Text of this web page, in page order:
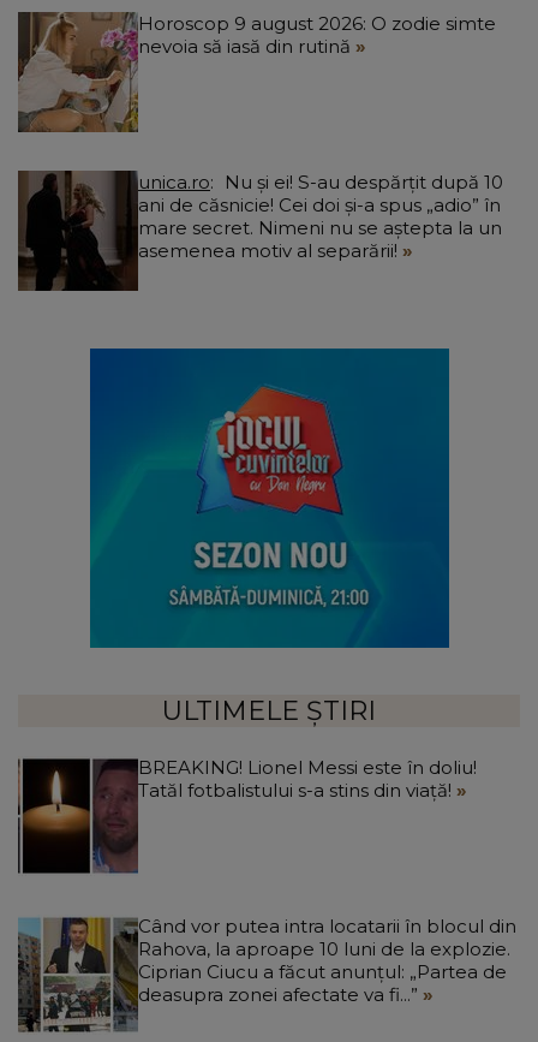
Horoscop 9 august 2026: O zodie simte
nevoia să iasă din rutină
unica.ro
ani de căsnicie! Cei doi și-a spus „adio” în
mare secret. Nimeni nu se aștepta la un
asemenea motiv al separării!
ULTIMELE ȘTIRI
BREAKING! Lionel Messi este în doliu!
Tatăl fotbalistului s-a stins din viață!
Când vor putea intra locatarii în blocul din
Rahova, la aproape 10 luni de la explozie.
Ciprian Ciucu a făcut anunțul: „Partea de
deasupra zonei afectate va fi...”